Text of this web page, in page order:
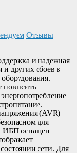
Отзывы
и надежная
и других сбоев в
повысить
(AVR)
для
ИБП оснащен
сети. Для